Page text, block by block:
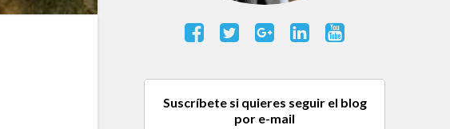
Suscríbete si quieres seguir el blog
por e-mail